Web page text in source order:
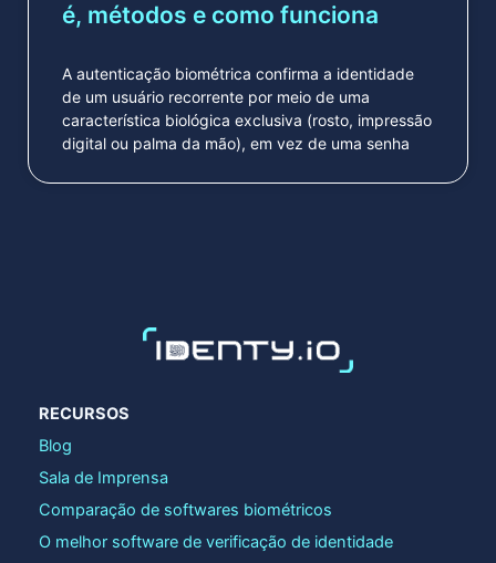
é, métodos e como funciona
A autenticação biométrica confirma a identidade
de um usuário recorrente por meio de uma
característica biológica exclusiva (rosto, impressão
digital ou palma da mão), em vez de uma senha
RECURSOS
Blog
Sala de Imprensa
Comparação de softwares biométricos
O melhor software de verificação de identidade